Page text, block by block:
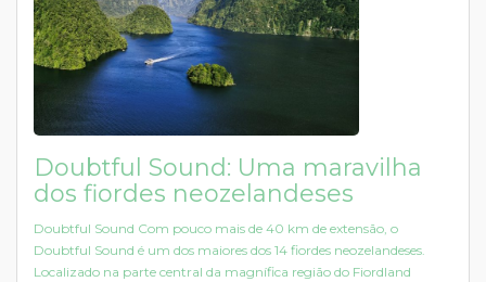
Doubtful Sound: Uma maravilha
dos fiordes neozelandeses
Doubtful Sound Com pouco mais de 40 km de extensão, o
Doubtful Sound é um dos maiores dos 14 fiordes neozelandeses.
Localizado na parte central da magnífica região do Fiordland